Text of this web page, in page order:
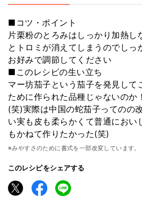
■コツ・ポイント
片栗粉のとろみはしっかり加熱し
とトロミが消えてしまうのでしっ
お好みで調節してください
■このレシピの生い立ち
マー坊茄子という茄子を発見して
ために作られた品種じゃないのか
(笑)実際は中国の蛇茄子ってのの
い実も皮も柔らかくて普通におい
もかねて作りたかった(笑)
※みやすさのために書式を一部改変しています。
このレシピをシェアする